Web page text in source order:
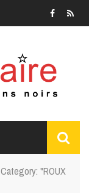
Category: "ROUX